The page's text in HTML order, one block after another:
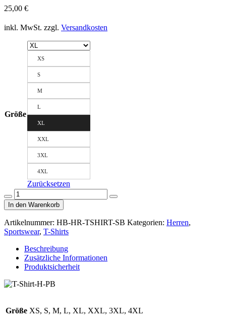
25,00 €
inkl. MwSt. zzgl. Versandkosten
Größe
XS
S
M
L
XL
XXL
3XL
4XL
Zurücksetzen
Herren
T-
Shirt
Schwarz-
Bunt
Menge
In den Warenkorb
Artikelnummer: HB-HR-TSHIRT-SB Kategorien: Herren,
Sportswear, T-Shirts
Beschreibung
Zusätzliche Informationen
Produktsicherheit
Größe XS, S, M, L, XL, XXL, 3XL, 4XL